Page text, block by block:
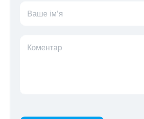
Ваше ім’я
Коментар